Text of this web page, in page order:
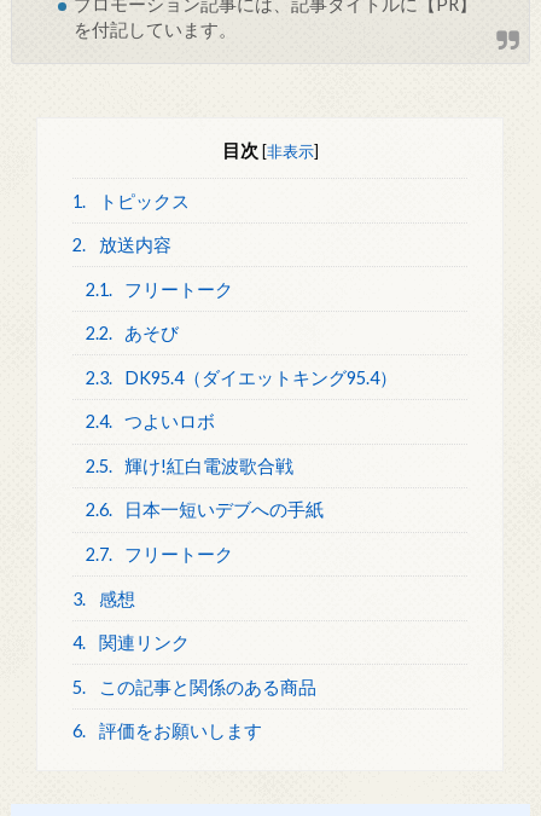
を付記しています。
目次 [非表示]
1. トピックス
2. 放送内容
2.1. フリートーク
2.2. あそび
2.3. DK95.4（ダイエットキング95.4）
2.4. つよいロボ
2.5. 輝け!紅白電波歌合戦
2.6. 日本一短いデブへの手紙
2.7. フリートーク
3. 感想
4. 関連リンク
5. この記事と関係のある商品
6. 評価をお願いします